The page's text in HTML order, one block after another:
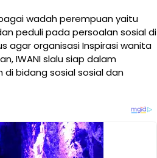
wadah perempuan yaitu
peduli pada persoalan sosial di
agar organisasi Inspirasi wanita
IWANI slalu siap dalam
bidang sosial sosial dan